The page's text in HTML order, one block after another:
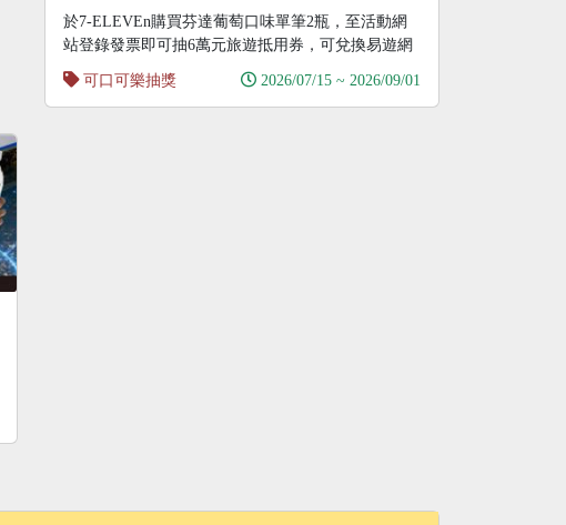
來回機票
於7-ELEVEn購買芬達葡萄口味單筆2瓶，至活動網
站登錄發票即可抽6萬元旅遊抵用券，可兌換易遊網
國
可口可樂抽獎 2026/07/15 ~ 2026/09/01